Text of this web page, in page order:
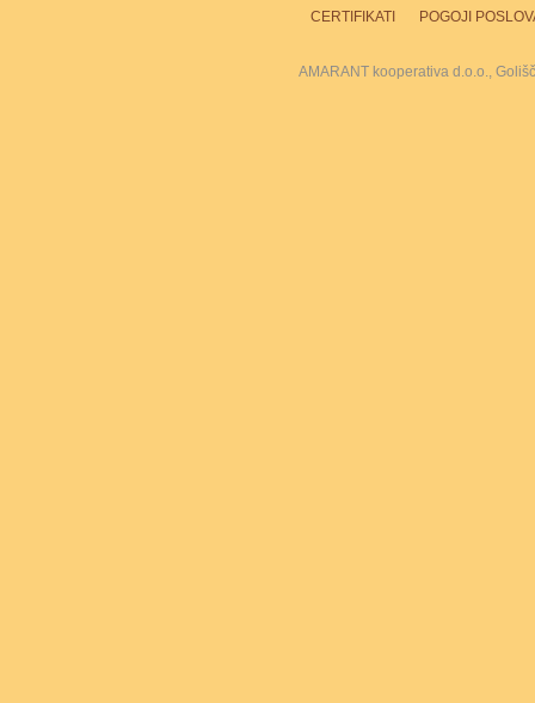
CERTIFIKATI POGOJI
AMARANT kooperativa d.o.o.,